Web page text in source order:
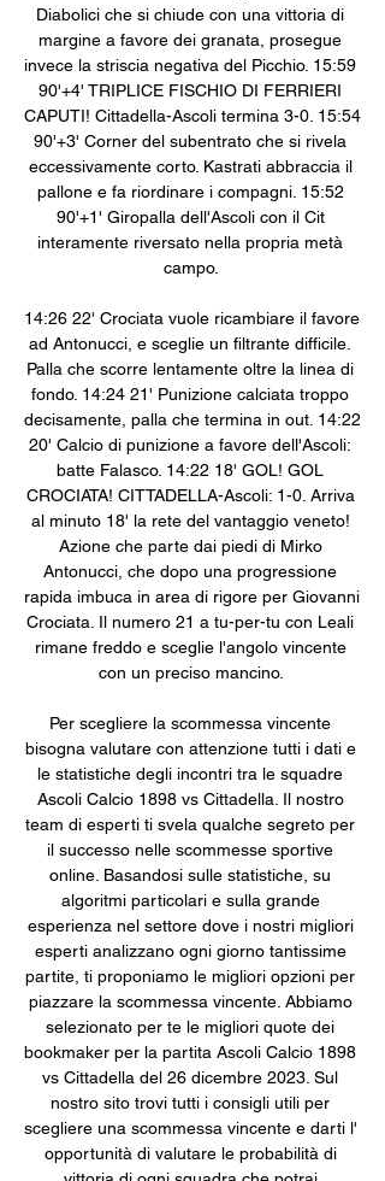
Diabolici che si chiude con una vittoria di
margine a favore dei granata, prosegue
invece la striscia negativa del Picchio. 15:59
90'+4' TRIPLICE FISCHIO DI FERRIERI
CAPUTI! Cittadella-Ascoli termina 3-0. 15:54
90'+3' Corner del subentrato che si rivela
eccessivamente corto. Kastrati abbraccia il
pallone e fa riordinare i compagni. 15:52
90'+1' Giropalla dell'Ascoli con il Cit
interamente riversato nella propria metà
campo.
14:26 22' Crociata vuole ricambiare il favore
ad Antonucci, e sceglie un filtrante difficile.
Palla che scorre lentamente oltre la linea di
fondo. 14:24 21' Punizione calciata troppo
decisamente, palla che termina in out. 14:22
20' Calcio di punizione a favore dell'Ascoli:
batte Falasco. 14:22 18' GOL! GOL
CROCIATA! CITTADELLA-Ascoli: 1-0. Arriva
al minuto 18' la rete del vantaggio veneto!
Azione che parte dai piedi di Mirko
Antonucci, che dopo una progressione
rapida imbuca in area di rigore per Giovanni
Crociata. Il numero 21 a tu-per-tu con Leali
rimane freddo e sceglie l'angolo vincente
con un preciso mancino.
Per scegliere la scommessa vincente
bisogna valutare con attenzione tutti i dati e
le statistiche degli incontri tra le squadre
Ascoli Calcio 1898 vs Cittadella. Il nostro
team di esperti ti svela qualche segreto per
il successo nelle scommesse sportive
online. Basandosi sulle statistiche, su
algoritmi particolari e sulla grande
esperienza nel settore dove i nostri migliori
esperti analizzano ogni giorno tantissime
partite, ti proponiamo le migliori opzioni per
piazzare la scommessa vincente. Abbiamo
selezionato per te le migliori quote dei
bookmaker per la partita Ascoli Calcio 1898
vs Cittadella del 26 dicembre 2023. Sul
nostro sito trovi tutti i consigli utili per
scegliere una scommessa vincente e darti l'
opportunità di valutare le probabilità di